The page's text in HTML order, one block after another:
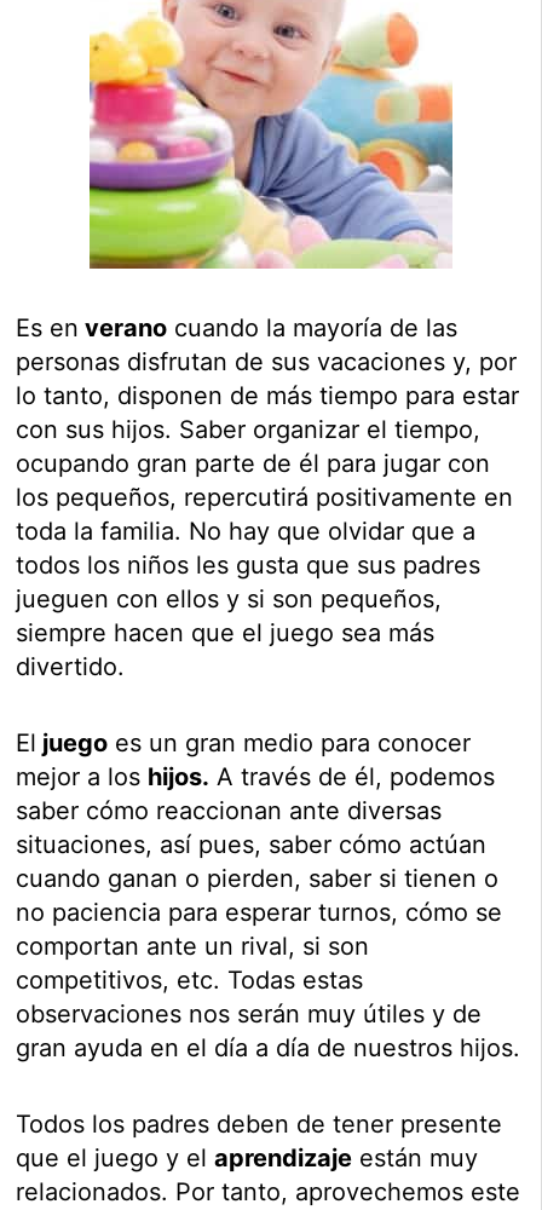
Es en verano cuando la mayoría de las
personas disfrutan de sus vacaciones y, por
lo tanto, disponen de más tiempo para estar
con sus hijos. Saber organizar el tiempo,
ocupando gran parte de él para jugar con
los pequeños, repercutirá positivamente en
toda la familia. No hay que olvidar que a
todos los niños les gusta que sus padres
jueguen con ellos y si son pequeños,
siempre hacen que el juego sea más
divertido.
El juego es un gran medio para conocer
mejor a los hijos. A través de él, podemos
saber cómo reaccionan ante diversas
situaciones, así pues, saber cómo actúan
cuando ganan o pierden, saber si tienen o
no paciencia para esperar turnos, cómo se
comportan ante un rival, si son
competitivos, etc. Todas estas
observaciones nos serán muy útiles y de
gran ayuda en el día a día de nuestros hijos.
Todos los padres deben de tener presente
que el juego y elaprendizaje están muy
relacionados. Por tanto, aprovechemos este